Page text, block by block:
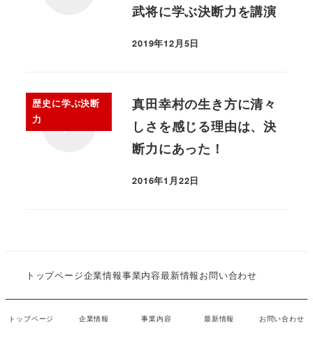
武将に学ぶ決断力を講演
2019年12月5日
歴史に学ぶ決断
力
真田幸村の生き方に清々
しさを感じる理由は、決
断力にあった！
2016年1月22日
トップページ企業情報事業内容最新情報お問い合わせ
株式会社決断力 all rights reserved.
トップページ 企業情報 事業内容 最新情報 お問い合わせ